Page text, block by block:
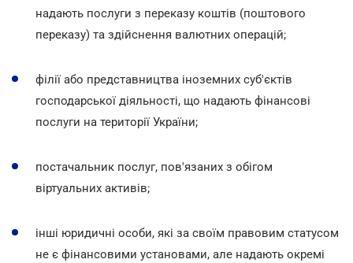
надають послуги з переказу коштів (поштового
переказу) та здійснення валютних операцій;
філії або представництва іноземних суб'єктів
господарської діяльності, що надають фінансові
послуги на території України;
постачальник послуг, пов'язаних з обігом
віртуальних активів;
інші юридичні особи, які за своїм правовим статусом
не є фінансовими установами, але надають окремі